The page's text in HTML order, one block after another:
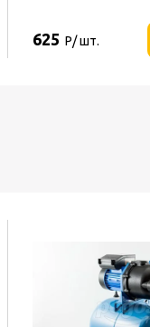
625 Р/ шт.